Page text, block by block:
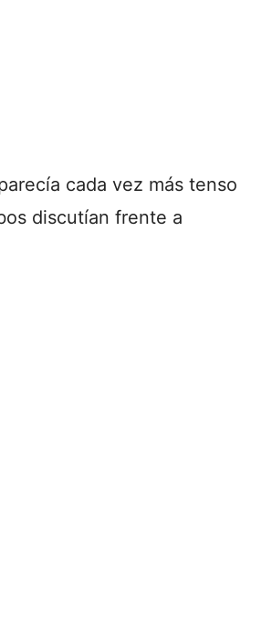
cada vez más tenso
discutían frente a